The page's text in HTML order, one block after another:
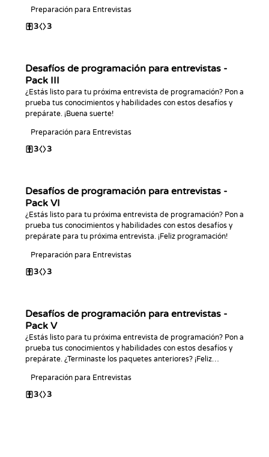
Preparación para Entrevistas
3 3
Desafíos de programación para entrevistas -
Pack III
¿Estás listo para tu próxima entrevista de programación? Pon a
prueba tus conocimientos y habilidades con estos desafíos y
prepárate. ¡Buena suerte!
Preparación para Entrevistas
3 3
Desafíos de programación para entrevistas -
Pack VI
¿Estás listo para tu próxima entrevista de programación? Pon a
prueba tus conocimientos y habilidades con estos desafíos y
prepárate para tu próxima entrevista. ¡Feliz programación!
Preparación para Entrevistas
3 3
Desafíos de programación para entrevistas -
Pack V
¿Estás listo para tu próxima entrevista de programación? Pon a
prueba tus conocimientos y habilidades con estos desafíos y
prepárate. ¿Terminaste los paquetes anteriores? ¡Feliz
Preparación para Entrevistas
3 3